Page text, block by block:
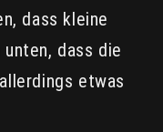
dass kleine
dass die
etwas